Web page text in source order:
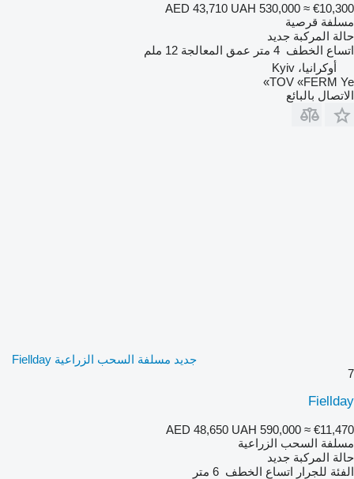
AED 43,710 UAH 530,000 ≈ €10,300
مسلفة قرصية
حالة المركبة جديد
اتساع الخطف 4 متر عمق المعالجة 12 ملم
أوكرانيا، Kyiv
TOV «FERM Ye»
الاتصال بالبائع
جديد مسلفة السحب الزراعية Fiellday
7
Fiellday
AED 48,650 UAH 590,000 ≈ €11,470
مسلفة السحب الزراعية
حالة المركبة جديد
الفئة للجرار اتساع الخطف 6 متر